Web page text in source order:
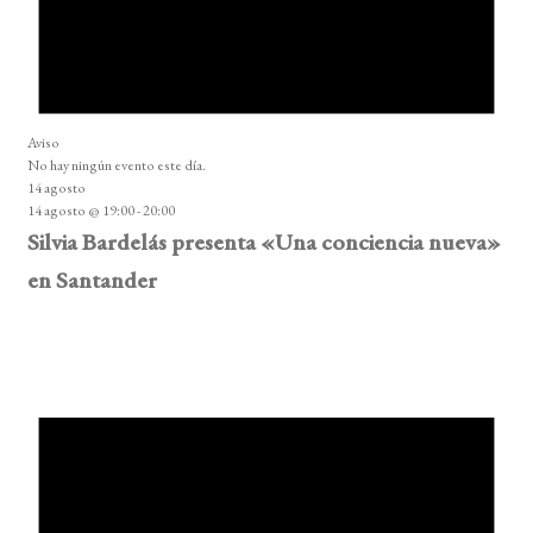
Aviso
No hay ningún evento este día.
14 agosto
14 agosto @ 19:00-20:00
Silvia Bardelás presenta «Una conciencia nueva»
en Santander